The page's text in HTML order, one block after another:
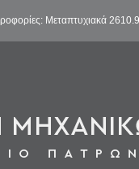
Μεταπτυχιακά